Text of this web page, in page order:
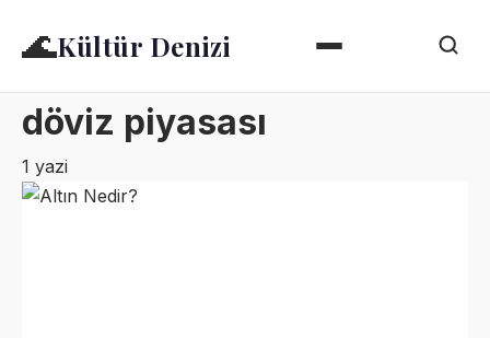
🌊Kültür Denizi
döviz piyasası
1 yazi